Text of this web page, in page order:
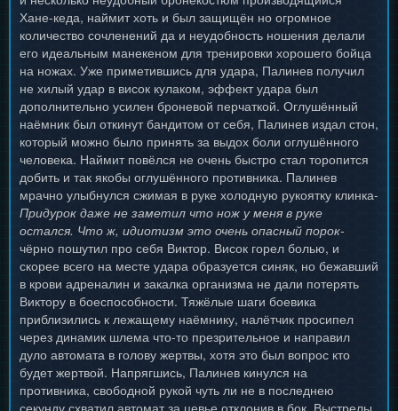
Хане-кеда, наймит хоть и был защищён но огромное
количество сочленений да и неудобность ношения делали
его идеальным манекеном для тренировки хорошего бойца
на ножах. Уже приметившись для удара, Палинев получил
не хилый удар в висок кулаком, эффект удара был
дополнительно усилен броневой перчаткой. Оглушённый
наёмник был откинут бандитом от себя, Палинев издал стон,
который можно было принять за выдох боли оглушённого
человека. Наймит повёлся не очень быстро стал торопится
добить и так якобы оглушённого противника. Палинев
мрачно улыбнулся сжимая в руке холодную рукоятку клинка-
Придурок даже не заметил что нож у меня в руке
остался. Что ж, идиотизм это очень опасный порок-
чёрно пошутил про себя Виктор. Висок горел болью, и
скорее всего на месте удара образуется синяк, но бежавший
в крови адреналин и закалка организма не дали потерять
Виктору в боеспособности. Тяжёлые шаги боевика
приблизились к лежащему наёмнику, налётчик просипел
через динамик шлема что-то презрительное и направил
дуло автомата в голову жертвы, хотя это был вопрос кто
будет жертвой. Напрягшись, Палинев кинулся на
противника, свободной рукой чуть ли не в последнею